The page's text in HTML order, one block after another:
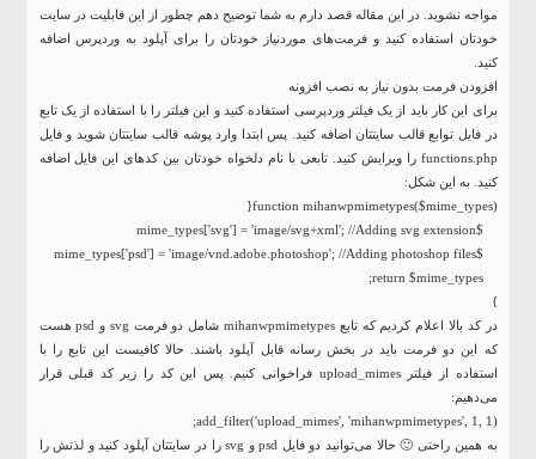
مواجه نشوید. در این مقاله قصد دارم به شما توضیح دهم چطور از این قابلیت در سایت
خودتان استفاده کنید و فرمت‌های موردنیاز خودتان را برای آپلود به وردپرس اضافه
کنید.
افزودن فرمت بدون نیاز به نصب افزونه
برای این کار باید از یک فیلتر وردپرسی استفاده کنید و این فیلتر را با استفاده از یک تابع
در فایل توابع قالب سایتتان اضافه کنید. پس ابتدا وارد پوشه قالب سایتتان شوید و فایل
functions.php را ویرایش کنید. تابعی با نام دلخواه خودتان بین کدهای این فایل اضافه
کنید. به این شکل:
}
در کد بالا اعلام کردیم که تابع mihanwpmimetypes شامل دو فرمت svg و psd هست
که این دو فرمت باید در بخش رسانه قابل آپلود باشند. حالا کافیست این تابع را با
استفاده از فیلتر upload_mimes فراخوانی کنیم. پس این کد را زیر کد قبلی قرار
می‌دهیم:
add_filter('upload_mimes', 'mihanwpmimetypes', 1, 1);
به همین راحتی 🙂 حالا می‌توانید دو فایل psd و svg را در سایتتان آپلود کنید و لذتش را